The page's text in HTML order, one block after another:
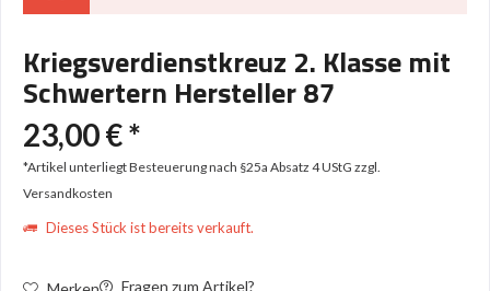
Kriegsverdienstkreuz 2. Klasse mit
Schwertern Hersteller 87
23,00 € *
*Artikel unterliegt Besteuerung nach §25a Absatz 4 UStG zzgl.
Versandkosten
Dieses Stück ist bereits verkauft.
Fragen zum Artikel?